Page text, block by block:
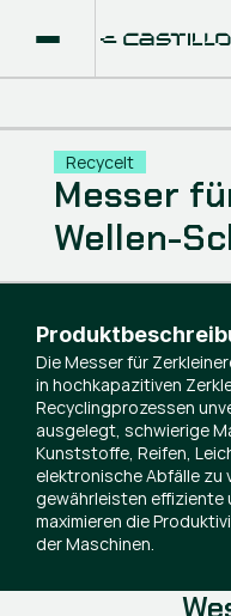
Die Messer für
in hochkapazitiven
Recyclingprozessen
ausgelegt, schwierige
Kunststoffe, Reifen,
elektronische Abfälle
gewährleisten effiziente
maximieren die
der Maschinen.
Messer
Wellen-
Recycelt